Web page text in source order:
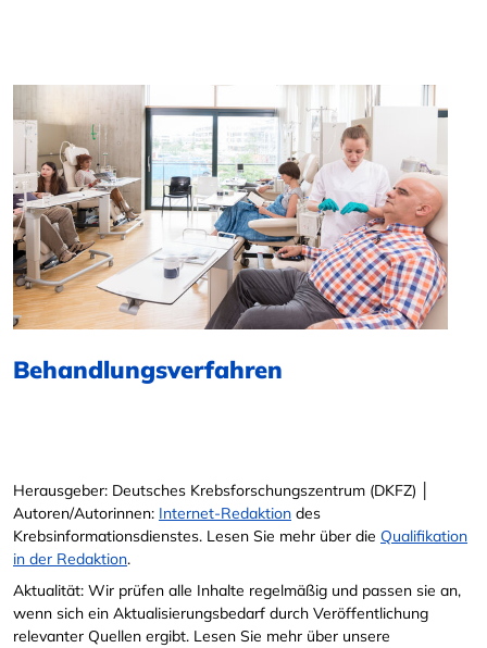
Behandlungsverfahren
Herausgeber: Deutsches Krebsforschungszentrum (DKFZ) │
Autoren/Autorinnen: Internet-Redaktion des
Krebsinformationsdienstes. Lesen Sie mehr über die Qualifikation
in der Redaktion.
Aktualität: Wir prüfen alle Inhalte regelmäßig und passen sie an,
wenn sich ein Aktualisierungsbedarf durch Veröffentlichung
relevanter Quellen ergibt. Lesen Sie mehr über unsere